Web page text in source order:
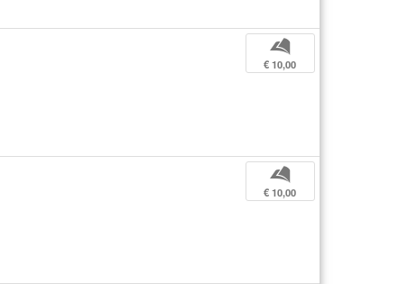
b
€ 10,00
b
€ 10,00